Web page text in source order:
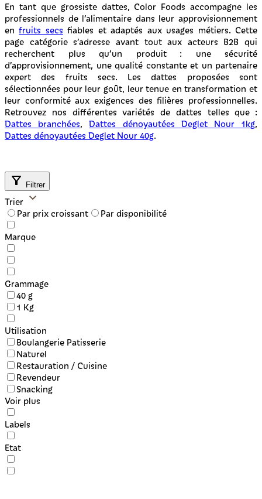
En tant que grossiste dattes, Color Foods accompagne les
professionnels de l’alimentaire dans leur approvisionnement
enfruits secs fiables et adaptés aux usages métiers. Cette
page catégorie s’adresse avant tout aux acteurs B2B qui
recherchent plus qu’un produit : une sécurité
d’approvisionnement, une qualité constante et un partenaire
expert des fruits secs. Les dattes proposées sont
sélectionnées pour leur goût, leur tenue en transformation et
leur conformité aux exigences des filières professionnelles.
Retrouvez nos différentes variétés de dattes telles que :
Dattes branchées,Dattes dénoyautées Deglet Nour 1kg,
Dattes dénoyautées Deglet Nour 40g.
Filtrer
Trier
Par prix croissant
Par disponibilité
Marque
Grammage
40 g
1 Kg
Utilisation
Boulangerie Patisserie
Naturel
Restauration / Cuisine
Revendeur
Snacking
Voir plus
Labels
Etat